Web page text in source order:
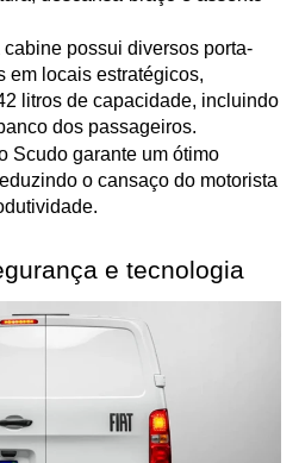
possui diversos porta-
em locais estratégicos,
litros de capacidade, incluindo
dos passageiros.
Scudo garante um ótimo
o cansaço do motorista
e tecnologia